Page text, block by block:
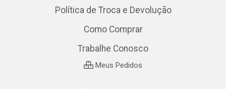
Política de Troca e Devolução
Como Comprar
Trabalhe Conosco
Meus Pedidos